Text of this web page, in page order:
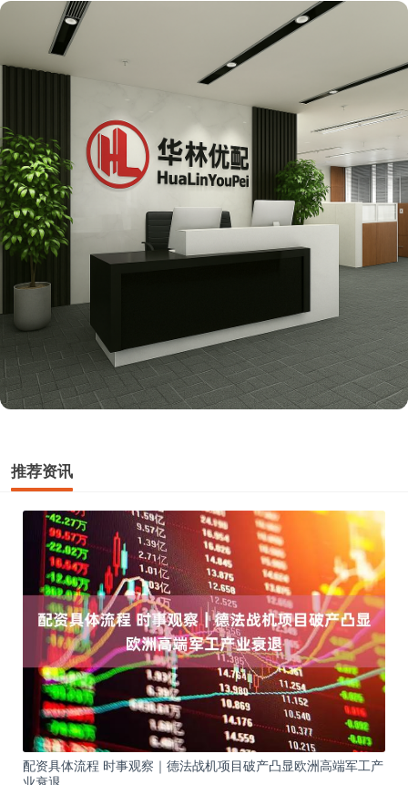
推荐资讯
配资具体流程 时事观察｜德法战机项目破产凸显欧洲高端军工产
业衰退